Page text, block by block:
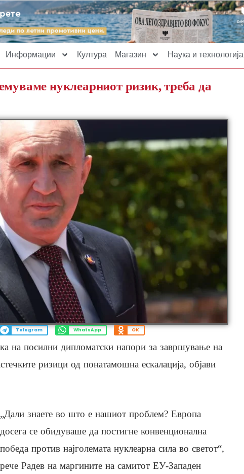
Информации Култура Магазин Наука и технологија
нуклеарниот ризик, треба да
Telegram WhatsApp OK
на посилни дипломатски напори за завршување на
ризици од понатамошна ескалација, објави
„Дали знаете во што е нашиот проблем? Европа
досега се обидуваше да постигне конвенционална
победа против најголемата нуклеарна сила во светот“,
рече Радев на маргините на самитот ЕУ-Западен